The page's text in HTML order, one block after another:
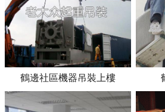
鶴邊社區機器吊裝上樓